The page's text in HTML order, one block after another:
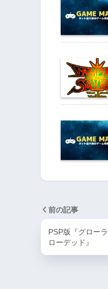
前の記事
PSP版『グロー
ローデッド』